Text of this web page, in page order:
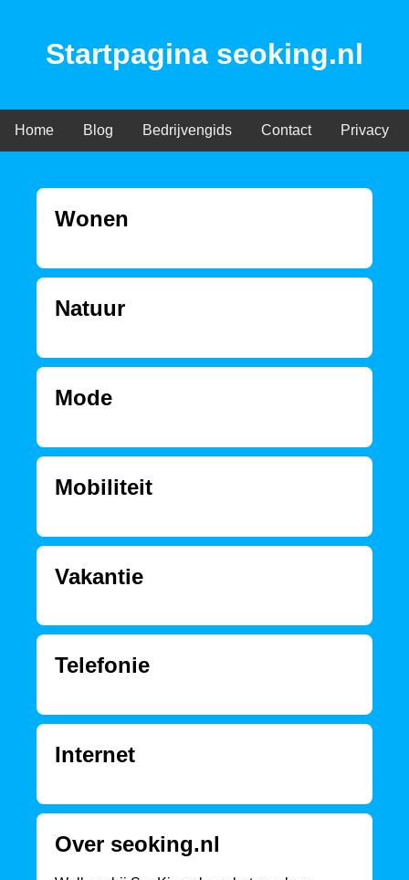
Startpagina seoking.nl
Home Blog Bedrijvengids Contact Privacy
Wonen
Natuur
Mode
Mobiliteit
Vakantie
Telefonie
Internet
Over seoking.nl